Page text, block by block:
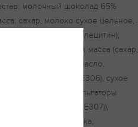
молочный шоколад 65%
сахар, молоко сухое цельное,
эмульгатор (соевый лецитин),
(кондитерская масса (сахар,
(растительное масло,
антиокислитель Е306), сухое
пальмовый, эмульгаторы
(Е300, Е307)),
Жевательная резинка,